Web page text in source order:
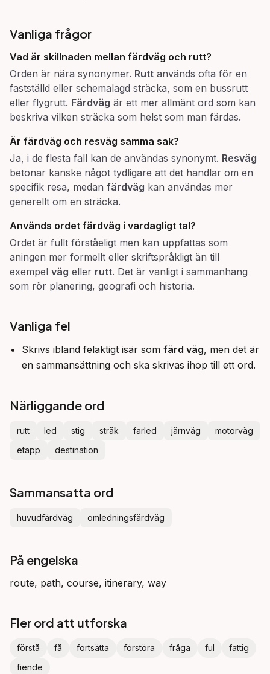
Vanliga frågor
Vad är skillnaden mellan färdväg och rutt?
Orden är nära synonymer. Rutt används ofta för en
fastställd eller schemalagd sträcka, som en bussrutt
eller flygrutt. Färdväg är ett mer allmänt ord som kan
beskriva vilken sträcka som helst som man färdas.
Är färdväg och resväg samma sak?
Ja, i de flesta fall kan de användas synonymt. Resväg
betonar kanske något tydligare att det handlar om en
specifik resa, medan färdväg kan användas mer
generellt om en sträcka.
Används ordet färdväg i vardagligt tal?
Ordet är fullt förståeligt men kan uppfattas som
aningen mer formellt eller skriftspråkligt än till
exempel väg eller rutt. Det är vanligt i sammanhang
som rör planering, geografi och historia.
Vanliga fel
Skrivs ibland felaktigt isär som färd väg, men det är
en sammansättning och ska skrivas ihop till ett ord.
Närliggande ord
rutt led stig stråk farled järnväg
motorväg
etapp
destination
Sammansatta ord
huvudfärdväg omledningsfärdväg
På engelska
route, path, course, itinerary, way
Fler ord att utforska
förstå få fortsätta förstöra fråga ful
fattig
fiende